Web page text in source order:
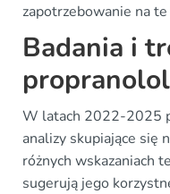
zapotrzebowanie na
Badania i
W latach 2022-2025
analizy skupiające się
różnych wskazaniach
sugerują jego